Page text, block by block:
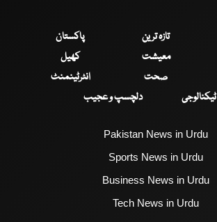
تازہ ترین
پاکستان
معیشت
کھیل
صحت
انٹرٹینمنٹ
ٹیکنالوجی
دلچسپ و عجیب
Pakistan News in Urdu
Sports News in Urdu
Business News in Urdu
Tech News in Urdu